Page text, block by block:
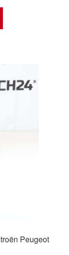
Peugeot